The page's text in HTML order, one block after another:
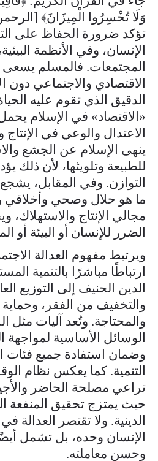
تؤكد ضرورة الحفاظ على
الإنسان، وفي الأنظمة
المجتمعات. فالمسلم يسعى
الاقتصادي والاجتماعي دون
الدقيق الذي تقوم عليه
«الاقتصاد» في الإسلام
الاعتدال والوعي في
ينهى الإسلام عن الجشع
للطبيعة وتلويثها، لأن ذلك
التوازن. وفي المقابل،
ما هو حلال وصحي وأخلاقي
مجالي الإنتاج
الضرر للإنسان أو البيئة أو
ويرتبط مفهوم العدالة
ارتباطًا مباشرًا بالتنمية
الدين الحنيف إلى التوزيع
والتخفيف من الفقر، وحماية
والمحتاجة. وتُعد آليات مثل
الوسائل الأساسية لمواجهة
وضمان استفادة جميع فئات
التنمية. كما يعكس نظام
تراعي مصلحة الحاضر
حيث يمتزج تحقيق المنفعة
الدينية. ولا تقتصر العدالة
الإنسان وحده، بل تشمل
وحسن معاملته.